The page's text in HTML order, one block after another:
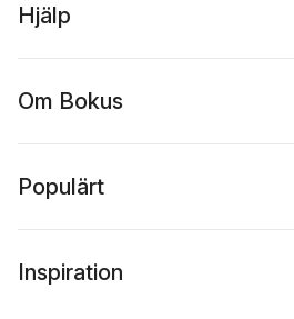
Hjälp
Om Bokus
Populärt
Inspiration